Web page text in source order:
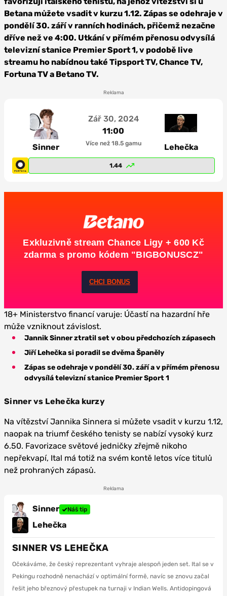
Betana můžete vsadit v kurzu 1.12. Zápas se odehraje v
pondělí 30. září v ranních hodinách, přičemž nezačne
dříve než ve 4:00. Utkání v přímém přenosu odvysílá
televizní stanice Premier Sport 1, v podobě live
streamu ho nabídnou také Tipsport TV, Chance TV,
Fortuna TV a Betano TV.
Reklama
Sinner
Zář 30, 2024
11:00
Více než 18.5 gamu Lehečka
1.44
Exkluzivně stream Chance Ligy + 600 Kč
zdarma s promo kódem "BIGBONUSCZ"
CHCI BONUS
18+ Ministerstvo financí varuje: Účastí na hazardní hře
může vzniknout závislost.
Jannik Sinner ztratil set v obou předchozích zápasech
Jiří Lehečka si poradil se dvěma Španěly
Zápas se odehraje v pondělí 30. září a v přímém přenosu
odvysílá televizní stanice Premier Sport 1
Sinner vs Lehečka kurzy
Na vítězství Jannika Sinnera si můžete vsadit v kurzu 1.12,
naopak na triumf českého tenisty se nabízí vysoký kurz
6.50. Favorizace světové jedničky zřejmě nikoho
nepřekvapí, Ital má totiž na svém kontě letos více titulů
než prohraných zápasů.
Reklama
Sinner Náš tip
Lehečka
SINNER VS LEHEČKA
Očekáváme, že český reprezentant vyhraje alespoň jeden set. Ital se v
Pekingu rozhodně nenachází v optimální formě, navíc se znovu začal
řešit jeho březnový přestupek na turnaji v Indian Wells. Antidopingová